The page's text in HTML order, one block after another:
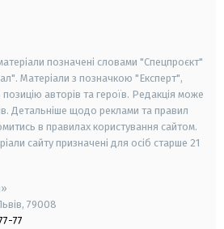
позначені словами "Спецпроєкт"
Матеріали з позначкою "Експерт",
авторів та героїв. Редакція може
Детальніше щодо реклами та правил
в правилах користування сайтом.
сайту призначені для осіб старше 21
79008
77